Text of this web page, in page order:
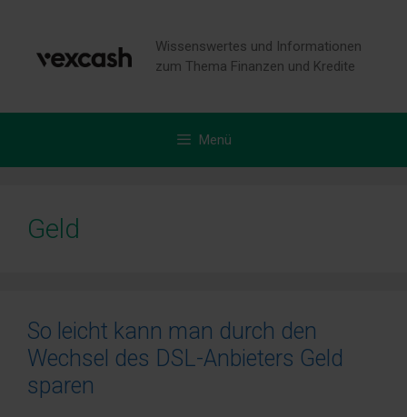
springen
Wissenswertes und Informationen
zum Thema Finanzen und Kredite
Menü
Geld
So leicht kann man durch den
Wechsel des DSL-Anbieters Geld
sparen